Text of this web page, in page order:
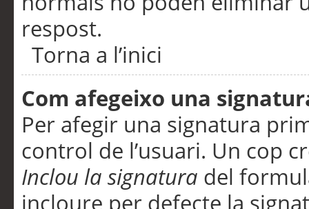
respost.
Torna a l’inici
Com afegeixo una
Per afegir una signatura
control de l’usuari. Un cop
Inclou la signatura del
incloure per defecte la